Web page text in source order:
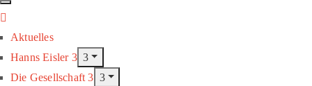
Aktuelles
Hanns Eisler
Die Gesellschaft